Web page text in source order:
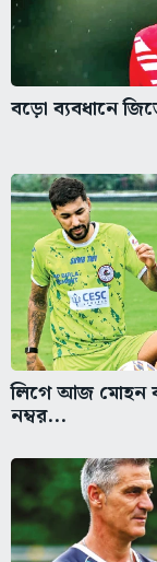
বড়ো ব্যবধানে
লিগে আজ মোহন
নম্বর...